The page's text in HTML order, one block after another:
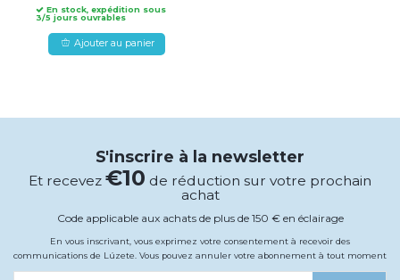
En stock, expédition sous
3/5 jours ouvrables
Ajouter au panier
S'inscrire à la newsletter
Et recevez €10 de réduction sur votre prochain
achat
Code applicable aux achats de plus de 150 € en éclairage
En vous inscrivant, vous exprimez votre consentement à recevoir des
communications de Lúzete. Vous pouvez annuler votre abonnement à tout moment